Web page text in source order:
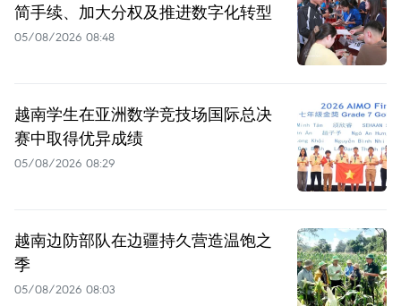
简手续、加大分权及推进数字化转型
05/08/2026 08:48
越南学生在亚洲数学竞技场国际总决
赛中取得优异成绩
05/08/2026 08:29
越南边防部队在边疆持久营造温饱之
季
05/08/2026 08:03